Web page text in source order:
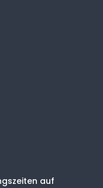
auf